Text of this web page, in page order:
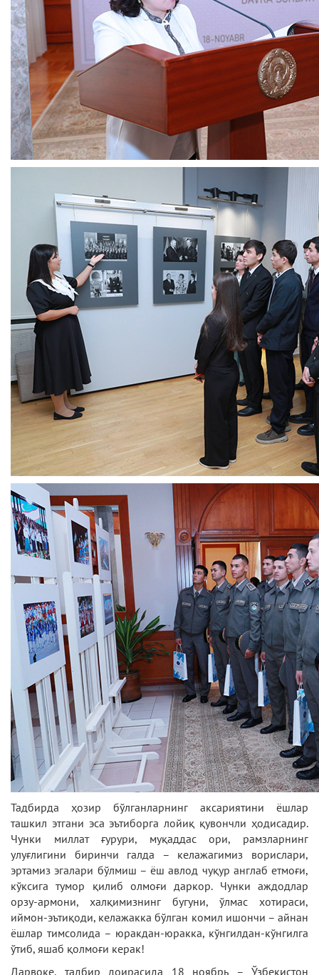
Тадбирда ҳозир бўлганларнинг аксариятини ёшлар
ташкил этгани эса эътиборга лойиқ қувончли ҳодисадир.
Чунки миллат ғурури, муқаддас ори, рамзларнинг
улуғлигини биринчи галда – келажагимиз ворислари,
эртамиз эгалари бўлмиш – ёш авлод чуқур англаб етмоғи,
кўксига тумор қилиб олмоғи даркор. Чунки аждодлар
орзу-армони, халқимизнинг бугуни, ўлмас хотираси,
иймон-эътиқоди, келажакка бўлган комил ишончи – айнан
ёшлар тимсолида – юракдан-юракка, кўнгилдан-кўнгилга
ўтиб, яшаб қолмоғи керак!
Дарвоқе, тадбир доирасида 18 ноябрь – Ўзбекистон